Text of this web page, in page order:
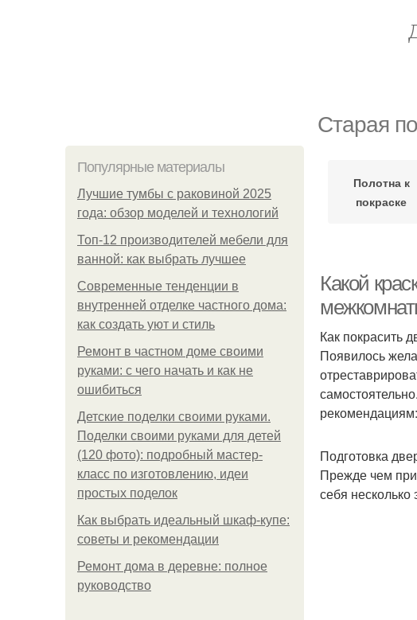
Старая
Популярные материалы
Лучшие тумбы с раковиной 2025
года: обзор моделей и технологий
Топ-12 производителей мебели для
ванной: как выбрать лучшее
Современные тенденции в
внутренней отделке частного дома:
как создать уют и стиль
Ремонт в частном доме своими
руками: с чего начать и как не
ошибиться
Детские поделки своими руками.
Поделки своими руками для детей
(120 фото): подробный мастер-
класс по изготовлению, идеи
простых поделок
Как выбрать идеальный шкаф-купе:
советы и рекомендации
Ремонт дома в деревне: полное
руководство
Полотна к
покраске
Какой
Как покрасить
Появилось
Подготовка
Прежде чем
себя несколько